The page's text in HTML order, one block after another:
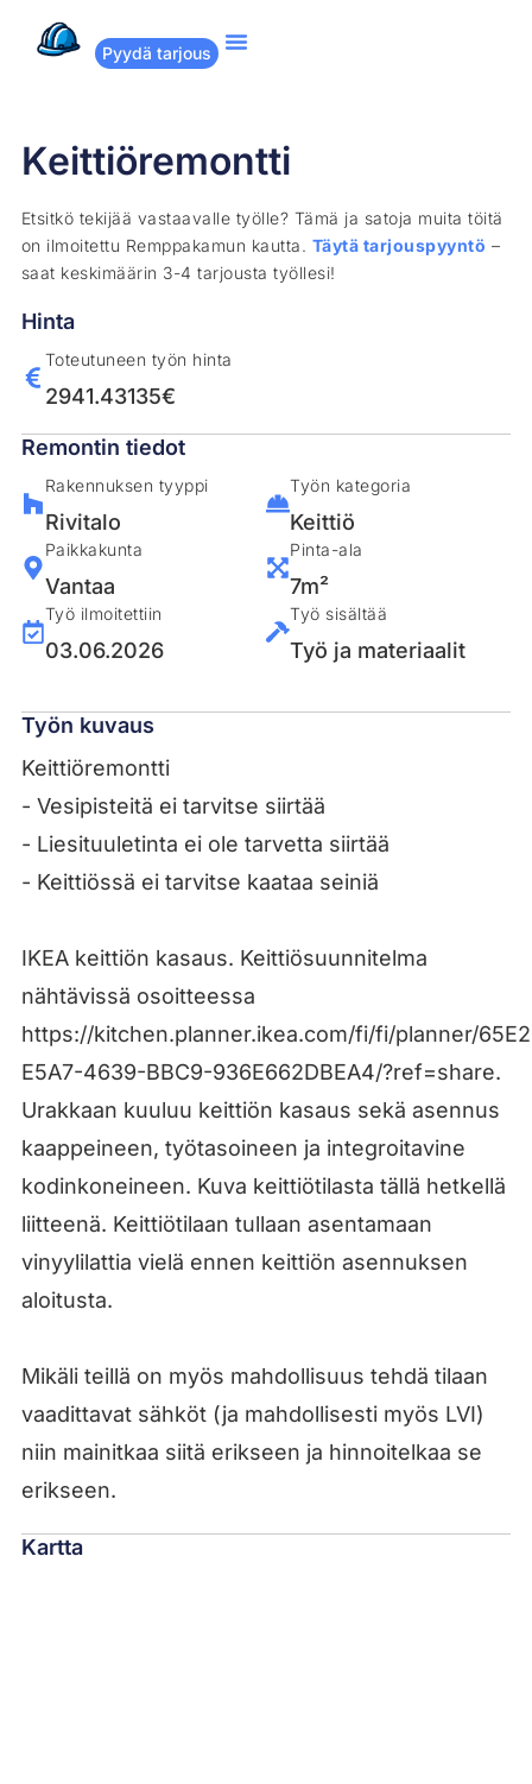
Pyydä tarjous
Keittiöremontti
Etsitkö tekijää vastaavalle työlle? Tämä ja satoja muita töitä
on ilmoitettu Remppakamun kautta. Täytä tarjouspyyntö –
saat keskimäärin 3-4 tarjousta työllesi!
Hinta
Toteutuneen työn hinta
2941.43135€
Remontin tiedot
Rakennuksen tyyppi
Rivitalo
Paikkakunta
Vantaa
Työ ilmoitettiin
03.06.2026
Työn kategoria
Keittiö
Pinta-ala
7m²
Työ sisältää
Työ ja materiaalit
Työn kuvaus
Keittiöremontti
- Vesipisteitä ei tarvitse siirtää
- Liesituuletinta ei ole tarvetta siirtää
- Keittiössä ei tarvitse kaataa seiniä
IKEA keittiön kasaus. Keittiösuunnitelma
nähtävissä osoitteessa
https://kitchen.planner.ikea.com/fi/fi/planner/
E5A7-4639-BBC9-936E662DBEA4/?ref=share.
Urakkaan kuuluu keittiön kasaus sekä asennus
kaappeineen, työtasoineen ja integroitavine
kodinkoneineen. Kuva keittiötilasta tällä hetkellä
liitteenä. Keittiötilaan tullaan asentamaan
vinyylilattia vielä ennen keittiön asennuksen
aloitusta.
Mikäli teillä on myös mahdollisuus tehdä tilaan
vaadittavat sähköt (ja mahdollisesti myös LVI)
niin mainitkaa siitä erikseen ja hinnoitelkaa se
erikseen.
Kartta